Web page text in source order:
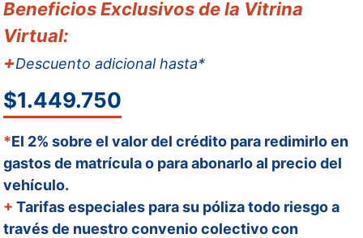
Beneficios Exclusivos de la Vitrina
Virtual:
+Descuento adicional hasta*
$1.449.750
*El 2% sobre el valor del crédito para redimirlo en
gastos de matrícula o para abonarlo al precio del
vehículo.
+ Tarifas especiales para su póliza todo riesgo a
través de nuestro convenio colectivo con